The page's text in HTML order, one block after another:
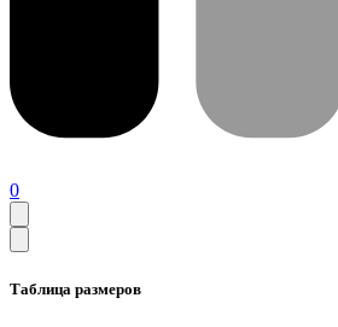
0
Таблица размеров